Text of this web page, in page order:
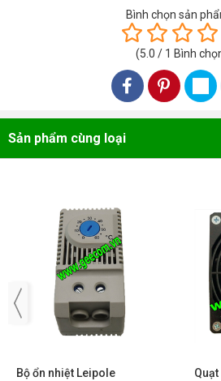
Các Sản Phẩm Cùng Loại
Quạt hút rời Leipole F2E-
FKL
Liên hệ ngay ! Để có mức giá
các sản phẩm khác của hoặc
lớn xin vui lòng email cho
giá hợp lý nhất.
Hotline:0938 77 1090
Email:info@geecom.vn
Bình chọn sản
(5.0 / 1 Bình
Sản phẩm cùng loại
Bộ ổn nhiệt Leipole